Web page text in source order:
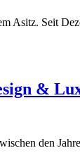
Asitz. Seit
&
den